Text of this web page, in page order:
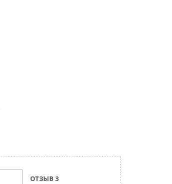
ОТЗЫВ 3